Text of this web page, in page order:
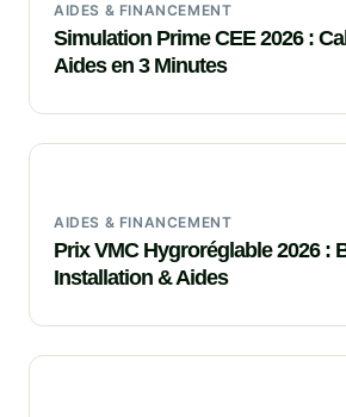
AIDES & FINANCEMENT
Simulation Prime CEE 2026 :
Aides en 3 Minutes
AIDES & FINANCEMENT
Prix VMC Hygroréglable 2026 :
Installation & Aides